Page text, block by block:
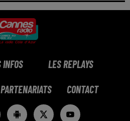
INFOS LES REPLAYS
CONTACT